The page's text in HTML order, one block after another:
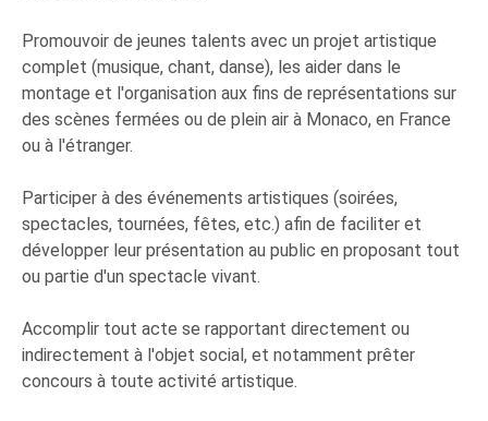
Promouvoir de jeunes talents avec un projet artistique
complet (musique, chant, danse), les aider dans le
montage et l'organisation aux fins de représentations sur
des scènes fermées ou de plein air à Monaco, en France
ou à l'étranger.
Participer à des événements artistiques (soirées,
spectacles, tournées, fêtes, etc.) afin de faciliter et
développer leur présentation au public en proposant tout
ou partie d'un spectacle vivant.
Accomplir tout acte se rapportant directement ou
indirectement à l'objet social, et notamment prêter
concours à toute activité artistique.